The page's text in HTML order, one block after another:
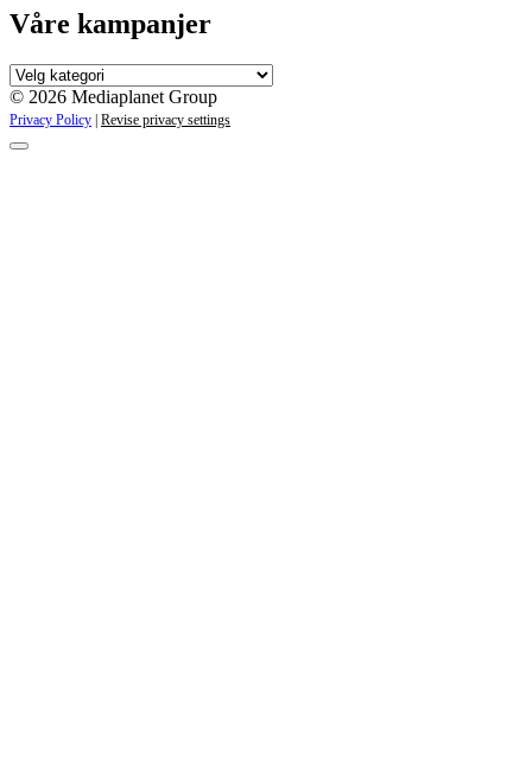
Våre kampanjer
Våre
kampanjer
© 2026 Mediaplanet Group
Privacy Policy Revise privacy settings